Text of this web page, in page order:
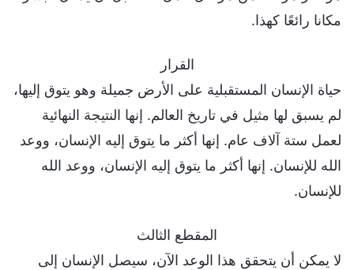
مكانا رائعًا كهذا.
القرار
حياة الإنسان المستقبلية على الأرض جميلة وهو يتوق إليها،
لم يسبق لها مثيل في تاريخ العالم. إنها النتيجة النهائية
لعمل ستة آلاف عام. إنها أكثر ما يتوق إليه الإنسان، ووعد
الله للإنسان. إنها أكثر ما يتوق إليه الإنسان، ووعد الله
للإنسان.
المقطع الثالث
لا يمكن أن يتحقق هذا الوعد الآن، سيصل الإنسان إلى